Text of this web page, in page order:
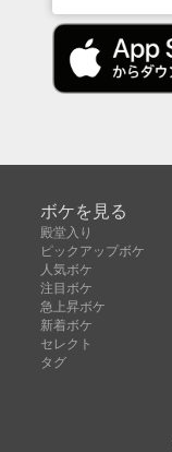
ボケを見る
殿堂入り
ピックアップボケ
人気ボケ
注目ボケ
急上昇ボケ
新着ボケ
セレクト
タグ